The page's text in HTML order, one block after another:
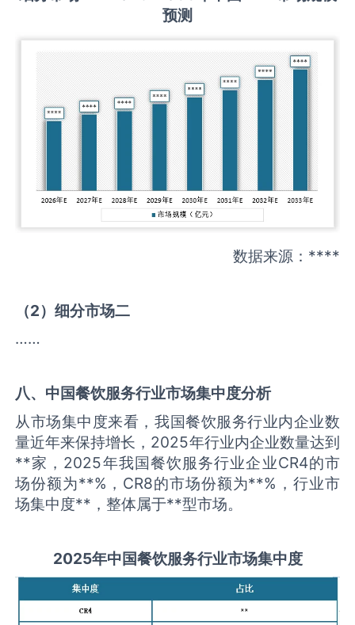
预测
数据来源：****
（2）细分市场二
……
八、中国餐饮服务行业市场集中度分析
从市场集中度来看，我国餐饮服务行业内企业数
量近年来保持增长，2025年行业内企业数量达到
**家，2025年我国餐饮服务行业企业CR4的市
场份额为**%，CR8的市场份额为**%，行业市
场集中度**，整体属于**型市场。
2025年中国餐饮服务行业市场集中度